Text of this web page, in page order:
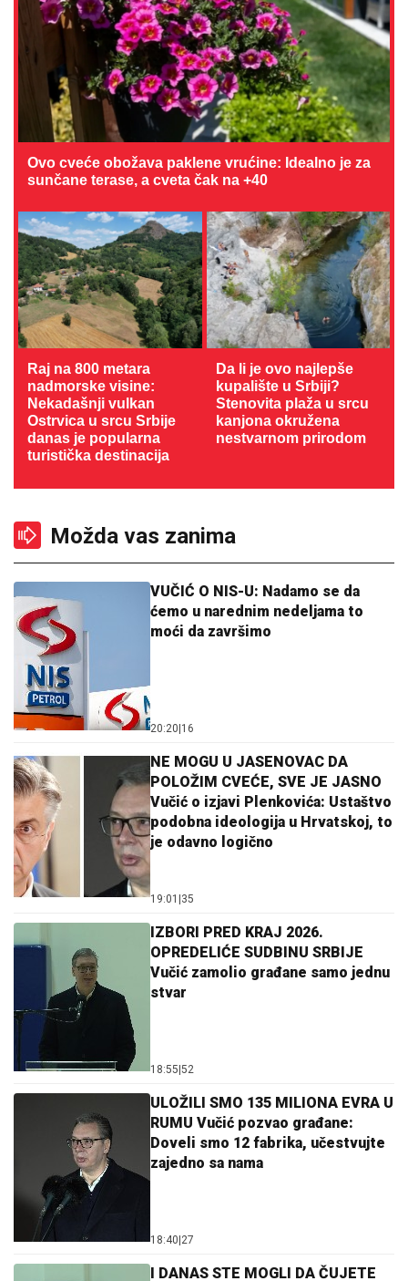
Ovo cveće obožava paklene vrućine: Idealno je za
sunčane terase, a cveta čak na +40
Raj na 800 metara
nadmorske visine:
Nekadašnji vulkan
Ostrvica u srcu Srbije
danas je popularna
turistička destinacija
Da li je ovo najlepše
kupalište u Srbiji?
Stenovita plaža u srcu
kanjona okružena
nestvarnom prirodom
Možda vas zanima
VUČIĆ O NIS-U: Nadamo se da
ćemo u narednim nedeljama to
moći da završimo
20:20|16
NE MOGU U JASENOVAC DA
POLOŽIM CVEĆE, SVE JE JASNO
Vučić o izjavi Plenkovića: Ustaštvo
podobna ideologija u Hrvatskoj, to
je odavno logično
19:01 |35
IZBORI PRED KRAJ 2026.
OPREDELIĆE SUDBINU SRBIJE
Vučić zamolio građane samo jednu
stvar
18:55|52
ULOŽILI SMO 135 MILIONA EVRA U
RUMU Vučić pozvao građane:
Doveli smo 12 fabrika, učestvujte
zajedno sa nama
18:40|27
I DANAS STE MOGLI DA ČUJETE